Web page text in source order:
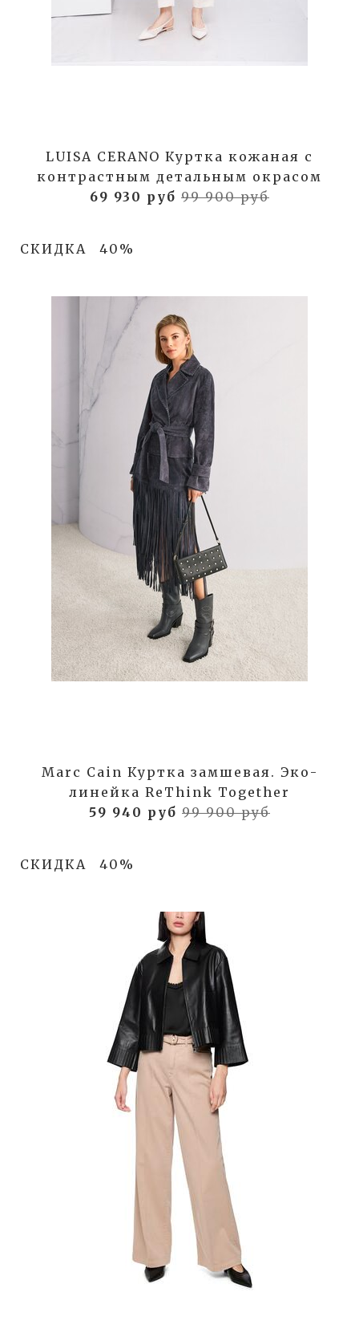
LUISA CERANO Куртка кожаная с
контрастным детальным окрасом
69 930 руб 99 900 руб
СКИДКА 40%
Marc Cain Куртка замшевая. Эко-
линейка ReThink Together
59 940 руб 99 900 руб
СКИДКА 40%